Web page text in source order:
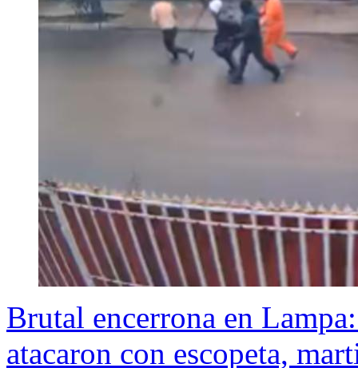
Brutal encerrona en
atacaron con escopeta,